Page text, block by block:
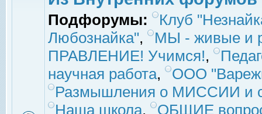
Подфорумы:
Клуб
Любознайка",
МЫ - живые и
ПРАВЛЕНИЕ! Учимся!,
научная работа,
ООО
Размышления о МИССИИ и
Наша школа,
ОБЩИЕ